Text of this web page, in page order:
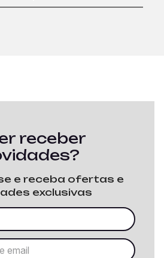
receber
e receba ofertas e
exclusivas